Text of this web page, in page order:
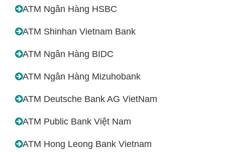
ATM Ngân Hàng HSBC
ATM Shinhan Vietnam Bank
ATM Ngân Hàng BIDC
ATM Ngân Hàng Mizuhobank
ATM Deutsche Bank AG VietNam
ATM Public Bank Việt Nam
ATM Hong Leong Bank Vietnam